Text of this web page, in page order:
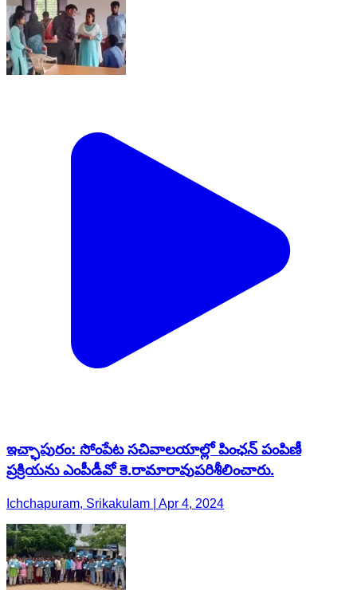
ఇచ్ఛాపురం: సోంపేట సచివాలయాల్లో పింఛన్ పంపిణీ
ప్రక్రియను ఎంపీడీవో కె.రామారావుపరిశీలించారు.
Ichchapuram, Srikakulam | Apr 4, 2024